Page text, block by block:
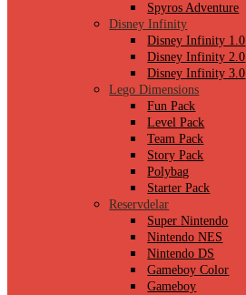
Spyros Adventure
Disney Infinity
Disney Infinity 1.0
Disney Infinity 2.0
Disney Infinity 3.0
Lego Dimensions
Fun Pack
Level Pack
Team Pack
Story Pack
Polybag
Starter Pack
Reservdelar
Super Nintendo
Nintendo NES
Nintendo DS
Gameboy Color
Gameboy